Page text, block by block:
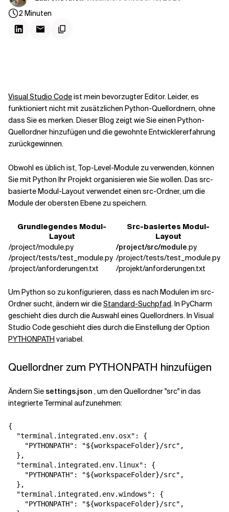
Verwandte Themen
2 Minuten
Visual Studio Codeist mein bevorzugter Editor. Leider,es
funktioniert nicht mit zusätzlichen Python-Quellordnern, ohne
dass Sie es merken. Dieser Blog zeigt wie Sie einen Python-
Quellordner hinzufügen und die gewohnte Entwicklererfahrung
zurückgewinnen.
Obwohl es üblich ist, Top-Level-Module zu verwenden, können
Sie mit Python Ihr Projekt organisieren wie Sie wollen. Das src-
basierte Modul-Layout verwendet einen src-Ordner, um die
Module der obersten Ebene zu speichern.
Grundlegendes Modul-
Layout
Src-basiertes Modul-
Layout
/project/module.py
/project/src/module.py
/project/tests/test_module.py /project/tests/test_module.py
/project/anforderungen.txt
/projekt/anforderungen.txt
Um Python so zu konfigurieren, dass es nach Modulen im src-
Ordner sucht, ändern wir dieStandard-Suchpfad. In PyCharm
geschieht dies durch die Auswahl eines Quellordners. In Visual
Studio Code geschieht dies durch die Einstellung der Option
PYTHONPATH variabel.
Quellordner zum PYTHONPATH hinzufügen
Ändern Sie settings.json , um den Quellordner "src" in das
integrierte Terminal aufzunehmen:
{
"terminal.integrated.env.osx" :
{
"PYTHONPATH" : "${workspaceFolder}/src" ,
} ,
"terminal.integrated.env.linux" :
{
"PYTHONPATH" : "${workspaceFolder}/src" ,
} ,
"terminal.integrated.env.windows" :
{
"PYTHONPATH" : "${workspaceFolder}/src" ,